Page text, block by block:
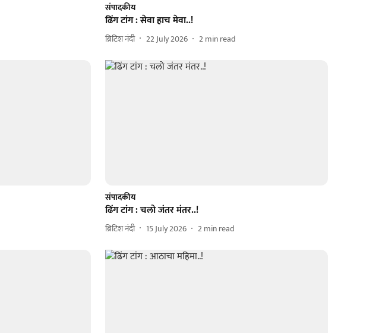
संपादकीय
ढिंग टांग : सेवा हाच मेवा..!
ब्रिटिश नंदी 22 July 2026 2min read
संपादकीय
ढिंग टांग : चलो जंतर मंतर..!
ब्रिटिश नंदी 15 July 2026 2min read